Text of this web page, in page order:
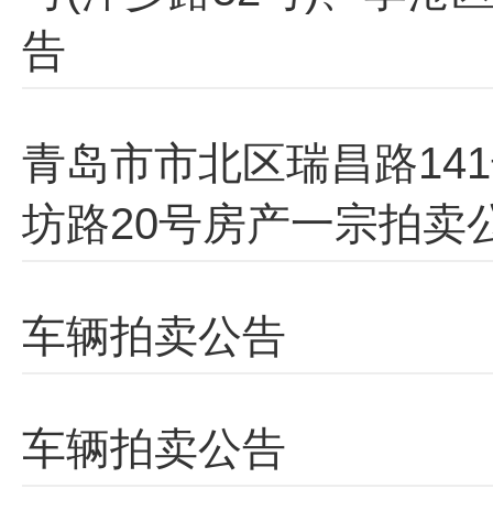
告
青岛市市北区瑞昌路
坊路20号房产一宗拍卖
车辆拍卖公告
车辆拍卖公告